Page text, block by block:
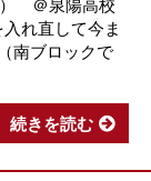
＠泉陽高校
れ直して今ま
南ブロックで
続きを読む